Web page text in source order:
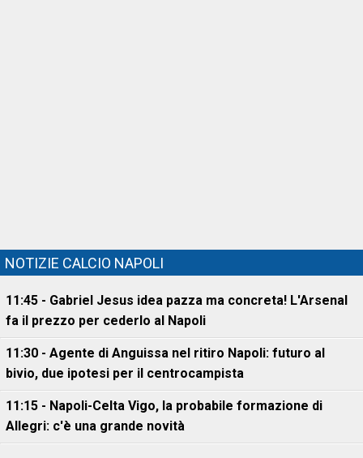
NOTIZIE CALCIO NAPOLI
11:45 - Gabriel Jesus idea pazza ma concreta! L'Arsenal
fa il prezzo per cederlo al Napoli
11:30 - Agente di Anguissa nel ritiro Napoli: futuro al
bivio, due ipotesi per il centrocampista
11:15 - Napoli-Celta Vigo, la probabile formazione di
Allegri: c'è una grande novità